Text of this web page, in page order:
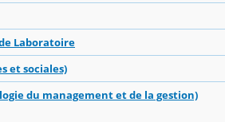
Laboratoire
et sociales)
du management et de la gestion)